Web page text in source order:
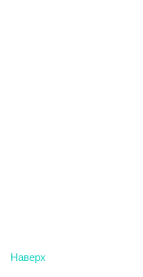
Наверх